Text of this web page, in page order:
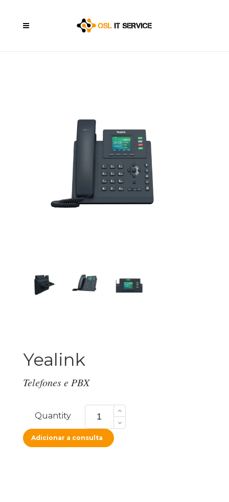
Yealink
Telefones e PBX
Quantity
Yealink
quantity
Adicionar a consulta